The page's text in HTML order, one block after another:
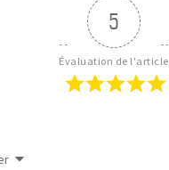
5
Évaluation de l'article